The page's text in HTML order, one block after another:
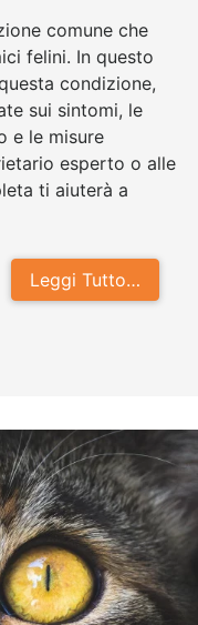
comune che
felini. In questo
condizione,
sui sintomi, le
e le misure
esperto o alle
ti aiuterà a
Leggi Tutto…